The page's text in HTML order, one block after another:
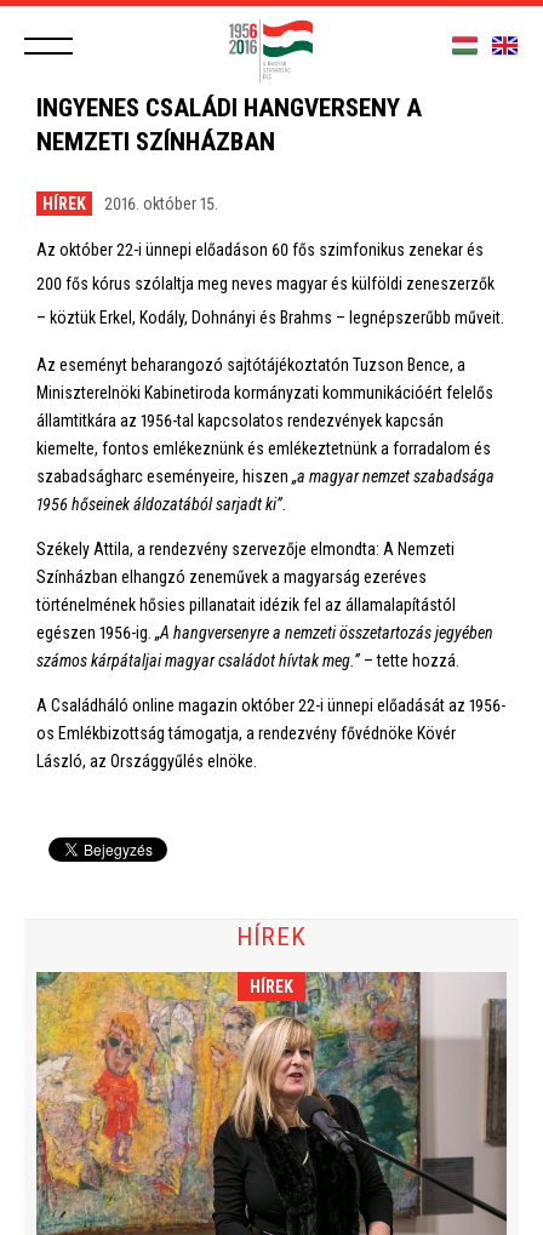
INGYENES CSALÁDI HANGVERSENY A
NEMZETI SZÍNHÁZBAN
HÍREK 2016. október 15.
Az október 22-i ünnepi előadáson 60 fős szimfonikus zenekar és
200 fős kórus szólaltja meg neves magyar és külföldi zeneszerzők
– köztük Erkel, Kodály, Dohnányi és Brahms – legnépszerűbb műveit.
Az eseményt beharangozó sajtótájékoztatón Tuzson Bence, a
Miniszterelnöki Kabinetiroda kormányzati kommunikációért felelős
államtitkára az 1956-tal kapcsolatos rendezvények kapcsán
kiemelte, fontos emlékeznünk és emlékeztetnünk a forradalom és
szabadságharc eseményeire, hiszen „a magyar nemzet szabadsága
1956 hőseinek áldozatából sarjadt ki”.
Székely Attila, a rendezvény szervezője elmondta: A Nemzeti
Színházban elhangzó zeneművek a magyarság ezeréves
történelmének hősies pillanatait idézik fel az államalapítástól
egészen 1956-ig. „A hangversenyre a nemzeti összetartozás jegyében
számos kárpátaljai magyar családot hívtak meg.” – tette hozzá.
A Családháló online magazin október 22-i ünnepi előadását az 1956-
os Emlékbizottság támogatja, a rendezvény fővédnöke Kövér
László, az Országgyűlés elnöke.
HÍREK
HÍREK